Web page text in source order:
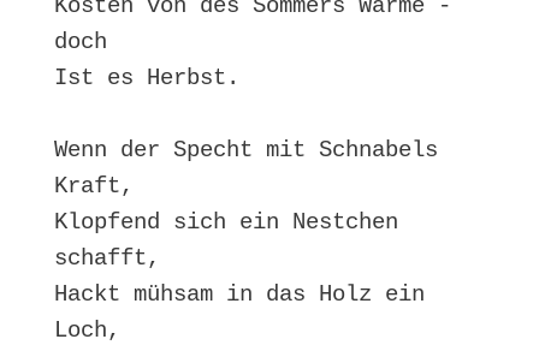
Kosten von des Sommers Wärme -
doch
Ist es Herbst.
Wenn der Specht mit Schnabels
Kraft,
Klopfend sich ein Nestchen
schafft,
Hackt mühsam in das Holz ein
Loch,